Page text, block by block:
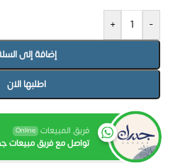
-
+
إضافة إلى
اطلبها الان
فريق المبيعات Online
تواصل مع فريق مبيعات